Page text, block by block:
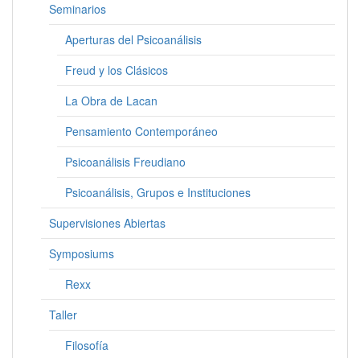
Seminarios
Aperturas del Psicoanálisis
Freud y los Clásicos
La Obra de Lacan
Pensamiento Contemporáneo
Psicoanálisis Freudiano
Psicoanálisis, Grupos e Instituciones
Supervisiones Abiertas
Symposiums
Rexx
Taller
Filosofía